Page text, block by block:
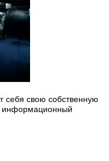
себя свою собственную
информационный